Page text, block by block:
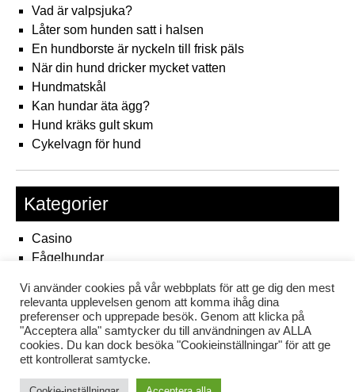
Vad är valpsjuka?
Låter som hunden satt i halsen
En hundborste är nyckeln till frisk päls
När din hund dricker mycket vatten
Hundmatskål
Kan hundar äta ägg?
Hund kräks gult skum
Cykelvagn för hund
Kategorier
Casino
Fågelhundar
Hundslots
Hundtips
Uncategorized
Vi använder cookies på vår webbplats för att ge dig den mest
relevanta upplevelsen genom att komma ihåg dina
preferenser och upprepade besök. Genom att klicka på
"Acceptera alla" samtycker du till användningen av ALLA
cookies. Du kan dock besöka "Cookieinställningar" för att ge
ett kontrollerat samtycke.